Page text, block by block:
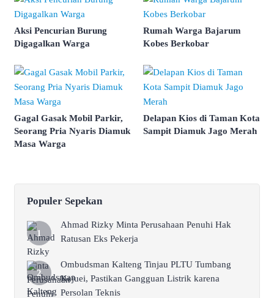
Aksi Pencurian Burung
Digagalkan Warga
Rumah Warga Bajarum
Kobes Berkobar
Gagal Gasak Mobil Parkir,
Seorang Pria Nyaris Diamuk
Masa Warga
Delapan Kios di Taman Kota
Sampit Diamuk Jago Merah
Populer Sepekan
Ahmad Rizky Minta Perusahaan Penuhi Hak
Ratusan Eks Pekerja
Ombudsman Kalteng Tinjau PLTU Tumbang
Kajuei, Pastikan Gangguan Listrik karena
Persolan Teknis